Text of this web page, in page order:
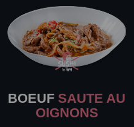
BOEUF SAUTE AU
OIGNONS